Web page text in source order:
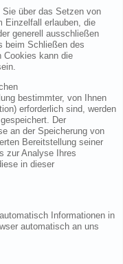
über das Setzen von
Einzelfall erlauben, die
generell ausschließen
beim Schließen des
Cookies kann die
bestimmter, von Ihnen
erforderlich sind, werden
Der
an der Speicherung von
Bereitstellung seiner
zur Analyse Ihres
in dieser
Informationen in
automatisch an uns